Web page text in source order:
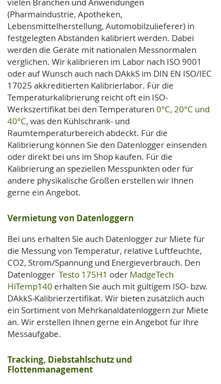
(Pharmaindustrie, Apotheken,
Lebensmittelherstellung, Automobilzulieferer) in
festgelegten Abständen kalibriert werden. Dabei
werden die Geräte mit nationalen Messnormalen
verglichen. Wir kalibrieren im Labor nach ISO 9001
oder auf Wunsch auch nach DAkkS im DIN EN ISO/IEC
17025 akkreditierten Kalibrierlabor. Für die
Temperaturkalibrierung reicht oft ein ISO-
Werkszertifikat bei den Temperaturen 0°C, 20°C und
40°C, was den Kühlschrank- und
Raumtemperaturbereich abdeckt. Für die
Kalibrierung können Sie den Datenlogger einsenden
oder direkt bei uns im Shop kaufen. Für die
Kalibrierung an speziellen Messpunkten oder für
andere physikalische Größen erstellen wir Ihnen
gerne ein Angebot.
Vermietung von Datenloggern
Bei uns erhalten Sie auch Datenlogger zur Miete für
die Messung von Temperatur, relative Luftfeuchte,
CO2, Strom/Spannung und Energieverbrauch. Den
Datenlogger Testo 175H1 oder MadgeTech
HiTemp140 erhalten Sie auch mit gültigem ISO- bzw.
DAkkS-Kalibrierzertifikat. Wir bieten zusätzlich auch
ein Sortiment von Mehrkanaldatenloggern zur Miete
an. Wir erstellen Ihnen gerne ein Angebot für Ihre
Messaufgabe.
Tracking, Diebstahlschutz und
Flottenmanagement